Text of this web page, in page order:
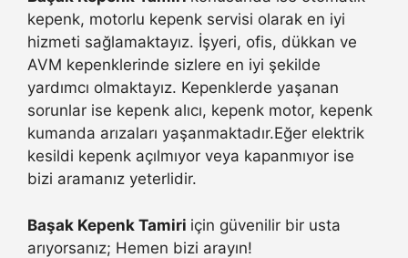
kepenk, motorlu kepenk servisi olarak en iyi
hizmeti sağlamaktayız. İşyeri, ofis, dükkan ve
AVM kepenklerinde sizlere en iyi şekilde
yardımcı olmaktayız. Kepenklerde yaşanan
sorunlar ise kepenk alıcı, kepenk motor, kepenk
kumanda arızaları yaşanmaktadır.Eğer elektrik
kesildi kepenk açılmıyor veya kapanmıyor ise
bizi aramanız yeterlidir.
Başak Kepenk Tamiri için güvenilir bir usta
arıyorsanız; Hemen bizi arayın!